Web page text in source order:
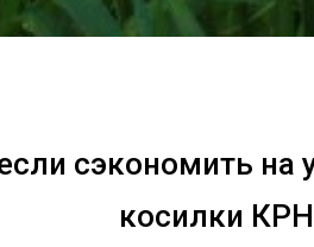
сэкономить на
косилки